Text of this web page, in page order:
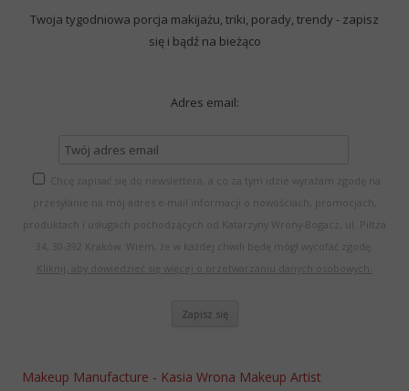
Twoja tygodniowa porcja makijażu, triki, porady, trendy - zapisz
się i bądź na bieżąco
Adres email:
Chcę zapisać się do newslettera, a co za tym idzie wyrażam zgodę na
przesyłanie na mój adres e-mail informacji o nowościach, promocjach,
produktach i usługach pochodzących od Katarzyny Wrony-Bogacz, ul. Piltza
34, 30-392 Kraków. Wiem, że w każdej chwili będę mógł wycofać zgodę.
Kliknij, aby dowiedzieć się więcej o przetwarzaniu danych osobowych.
Makeup Manufacture - Kasia Wrona Makeup Artist